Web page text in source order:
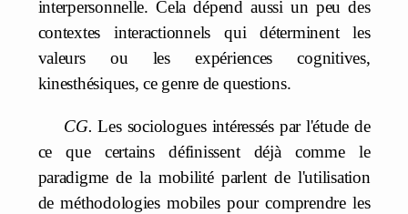
interpersonnelle. Cela dépend aussi un peu des
contextes interactionnels qui déterminent les
valeurs ou les expériences cognitives,
kinesthésiques, ce genre de questions.
CG.Les sociologues intéressés par l'étude de
ce que certains définissent déjà comme le
paradigme de la mobilité parlent de l'utilisation
de méthodologies mobiles pour comprendre les